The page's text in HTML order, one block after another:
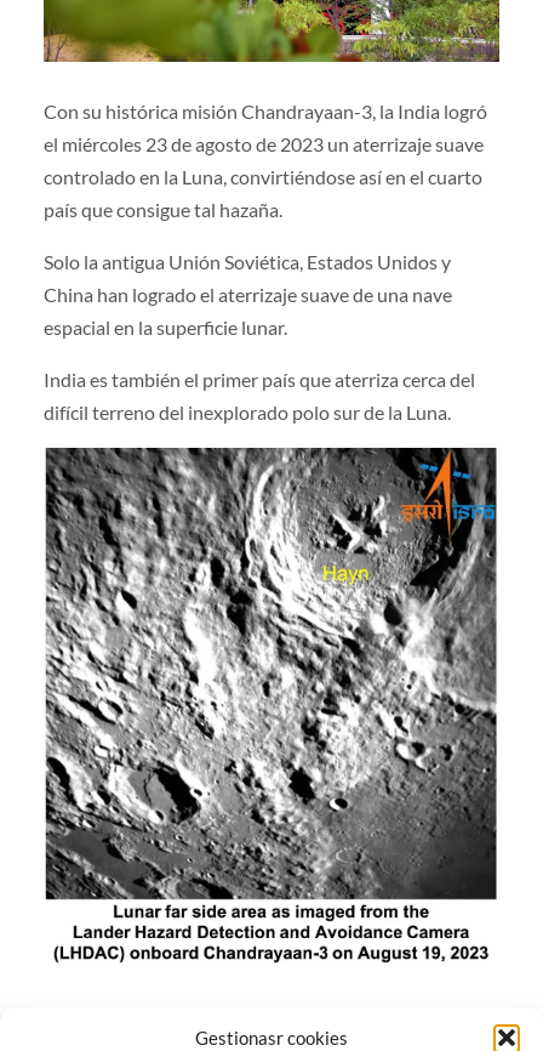
Gestionasr cookies
Con su histórica misión Chandrayaan-3, la India logró
el miércoles 23 de agosto de 2023 un aterrizaje suave
controlado en la Luna, convirtiéndose así en el cuarto
país que consigue tal hazaña.
Solo la antigua Unión Soviética, Estados Unidos y
China han logrado el aterrizaje suave de una nave
espacial en la superficie lunar.
India es también el primer país que aterriza cerca del
difícil terreno del inexplorado polo sur de la Luna.